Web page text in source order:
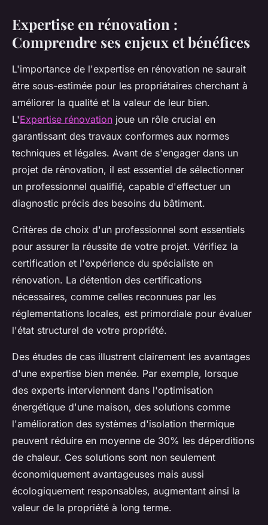
Expertise en rénovation :
Comprendre ses enjeux et bénéfices
L'importance de l'expertise en rénovation ne saurait
être sous-estimée pour les propriétaires cherchant à
améliorer la qualité et la valeur de leur bien.
L'Expertise rénovation joue un rôle crucial en
garantissant des travaux conformes aux normes
techniques et légales. Avant de s'engager dans un
projet de rénovation, il est essentiel de sélectionner
un professionnel qualifié, capable d'effectuer un
diagnostic précis des besoins du bâtiment.
Critères de choix d'un professionnel sont essentiels
pour assurer la réussite de votre projet. Vérifiez la
certification et l'expérience du spécialiste en
rénovation. La détention des certifications
nécessaires, comme celles reconnues par les
réglementations locales, est primordiale pour évaluer
l'état structurel de votre propriété.
Des études de cas illustrent clairement les avantages
d'une expertise bien menée. Par exemple, lorsque
des experts interviennent dans l'optimisation
énergétique d'une maison, des solutions comme
l'amélioration des systèmes d'isolation thermique
peuvent réduire en moyenne de 30% les déperditions
de chaleur. Ces solutions sont non seulement
économiquement avantageuses mais aussi
écologiquement responsables, augmentant ainsi la
valeur de la propriété à long terme.